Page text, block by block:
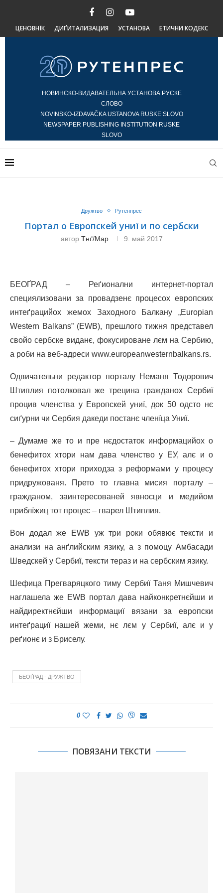
ЦЕНОВНЇК ДИҐИТАЛИЗАЦИЯ УСТАНОВА ЕТИЧНИ КОДЕКС
НОВИНСКО-ВИДАВАТЕЛЬНА УСТАНОВА РУСКЕ
СЛОВО
NOVINSKO-IZDAVAČKA USTANOVA RUSKE SLOVO
NEWSPAPER PUBLISHING INSTITUTION RUSKE
SLOVO
Дружтво Рутенпрес
Портал о Европскей униї и по сербски
автор Тнґ/мар 9. май 2017
БЕОҐРАД – Реґионални интернет-портал
специялизовани за провадзенє процесох европских
интеґрацийох жемох Заходного Балкану „Europian
Western Balkans” (EWB), прешлого тижня представел
свойо сербске виданє, фокусироване лєм на Сербию,
а роби на веб-адреси www.europeanwesternbalkans.rs.
Одвичательни редактор порталу Неманя Тодорович
Штиплия потолковал же трецина гражданох Сербиї
процив членства у Европскей униї, док 50 одсто нє
сиґурни чи Сербия дакеди постанє членїца Униї.
– Думаме же то и пре нєдостаток информацийох о
бенефитох хтори нам дава членство у ЕУ, алє и о
бенефитох хтори приходза з реформами у процесу
придружованя. Прето то главна мисия порталу –
гражданом, заинтересованей явносци и медийом
приблїжиц тот процес – гварел Штиплия.
Вон додал же EWB уж три роки обявює тексти и
анализи на анґлийским язику, а з помоцу Амбасади
Шведскей у Сербиї, тексти тераз и на сербским язику.
Шефица Прегваряцкого тиму Сербиї Таня Мишчевич
наглашела же EWB портал дава найконкретнєйши и
найдиректнєйши информациї вязани за европски
интеґрациї нашей жеми, нє лєм у Сербиї, алє и у
реґионє и з Бриселу.
БЕОҐРАД - ДРУЖТВО
0
ПОВЯЗАНИ ТЕКСТИ